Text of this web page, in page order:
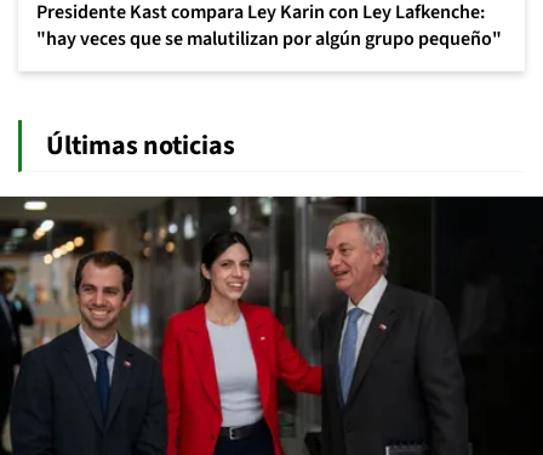
Presidente Kast compara Ley Karin con Ley Lafkenche:
"hay veces que se malutilizan por algún grupo pequeño"
Últimas noticias